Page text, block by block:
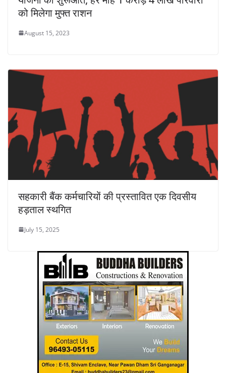
को मिलेगा मुफ्त राशन
August 15, 2023
सहकारी बैंक कर्मचारियों की प्रस्तावित एक दिवसीय
हड़ताल स्थगित
July 15, 2025